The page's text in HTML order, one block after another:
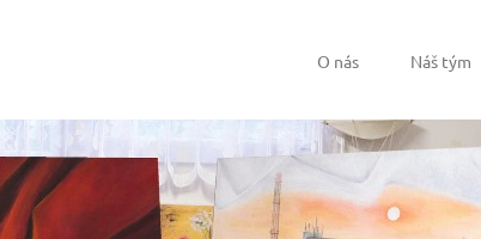
O nás Náš tým